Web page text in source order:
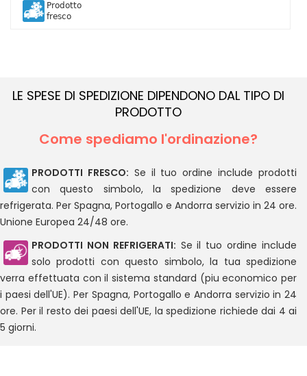
Prodotto
fresco
LE SPESE DI SPEDIZIONE DIPENDONO DAL TIPO DI
PRODOTTO
Come spediamo l'ordinazione?
PRODOTTI FRESCO: Se il tuo ordine include prodotti
con questo simbolo, la spedizione deve essere
refrigerata. Per Spagna, Portogallo e Andorra servizio in 24 ore.
Unione Europea 24/48 ore.
PRODOTTI NON REFRIGERATI: Se il tuo ordine include
solo prodotti con questo simbolo, la tua spedizione
verra effettuata con il sistema standard (piu economico per
i paesi dell'UE). Per Spagna, Portogallo e Andorra servizio in 24
ore. Per il resto dei paesi dell'UE, la spedizione richiede dai 4 ai
5 giorni.